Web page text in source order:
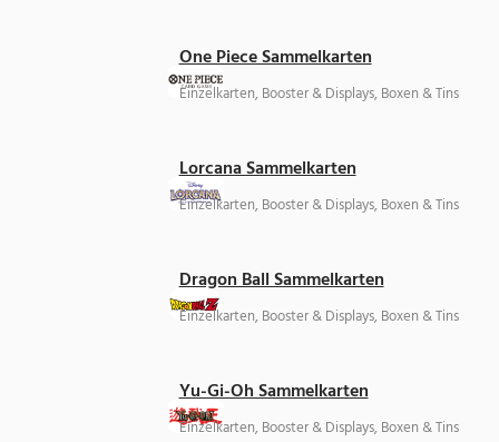
One Piece Sammelkarten
Einzelkarten, Booster & Displays, Boxen & Tins
Lorcana Sammelkarten
Einzelkarten, Booster & Displays, Boxen & Tins
Dragon Ball Sammelkarten
Einzelkarten, Booster & Displays, Boxen & Tins
Yu-Gi-Oh Sammelkarten
Einzelkarten, Booster & Displays, Boxen & Tins